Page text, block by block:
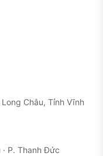
Châu, Tỉnh Vĩnh
· P. Thanh Đức